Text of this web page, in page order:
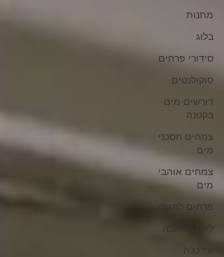
מתנות
בלוג
סידורי פרחים
סוקולנטים
דורשים מים
בקטנה
צמחים חסכני
מים
צמחים אוהבי
מים
פרחים לחגים
ליום האהבה
זרי כלה